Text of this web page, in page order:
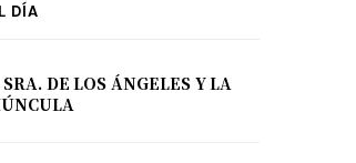
DÍA
DE LOS ÁNGELES Y LA